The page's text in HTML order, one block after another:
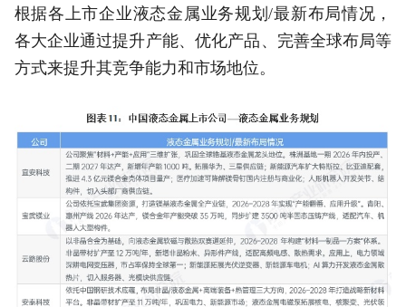
根据各上市企业液态金属业务规划/最新布局情况，
各大企业通过提升产能、优化产品、完善全球布局等
方式来提升其竞争能力和市场地位。